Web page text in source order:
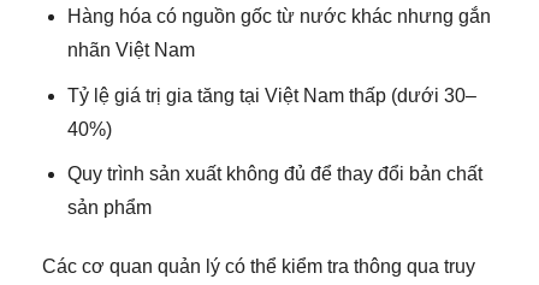
Hàng hóa có nguồn gốc từ nước khác nhưng gắn
nhãn Việt Nam
Tỷ lệ giá trị gia tăng tại Việt Nam thấp (dưới 30–
40%)
Quy trình sản xuất không đủ để thay đổi bản chất
sản phẩm
Các cơ quan quản lý có thể kiểm tra thông qua truy